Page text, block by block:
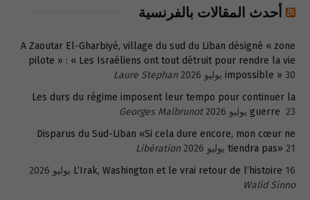
أحدث المقالات بالفرنسية
A Zaoutar El-Gharbiyé, village du sud du Liban désigné « zone
pilote » : « Les Israéliens ont tout détruit pour rendre la vie
impossible » 30 يوليو 2026
Laure Stephan
Les durs du régime imposent leur tempo pour continuer la
guerre 23 يوليو 2026
Georges Malbrunot
Disparus du Sud-Liban «Si cela dure encore, mon cœur ne
tiendra pas» 21 يوليو 2026
Libération
L’Irak, Washington et le vrai retour de l’histoire 16 يوليو 2026
Walid Sinno